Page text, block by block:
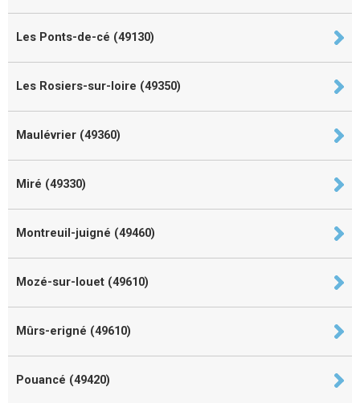
Les Ponts-de-cé (49130)
Les Rosiers-sur-loire (49350)
Maulévrier (49360)
Miré (49330)
Montreuil-juigné (49460)
Mozé-sur-louet (49610)
Mûrs-erigné (49610)
Pouancé (49420)